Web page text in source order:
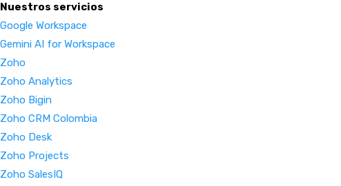
Nuestros servicios
Google Workspace
Gemini AI for Workspace
Zoho
Zoho Analytics
Zoho Bigin
Zoho CRM Colombia
Zoho Desk
Zoho Projects
Zoho SalesIQ